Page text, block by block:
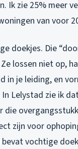
Ik zie 25% meer
van voor
doekjes. Die
lossen niet op,
in je leiding, en
Lelystad zie ik
die
zijn voor
vochtige